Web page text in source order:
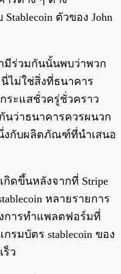
ตัวของ John
มีร่วมกันนั้นพบว่าพวก
ไม่ใช่สิ่งที่ธนาคาร
ระแสชั่วครู่ชั่วคราว
นว่าธนาคารควรผนวก
นึ่งกับผลิตภัณฑ์ที่นำเสนอ
กิดขึ้นหลังจากที่ Stripe
หลายรายการ
การทำแพลตฟอร์มที่
รมบัตร stablecoin ของ
ร็ว